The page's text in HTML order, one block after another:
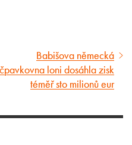
Následující
článek
Babišova německá
čpavkovna loni dosáhla zisk
téměř sto milionů eur